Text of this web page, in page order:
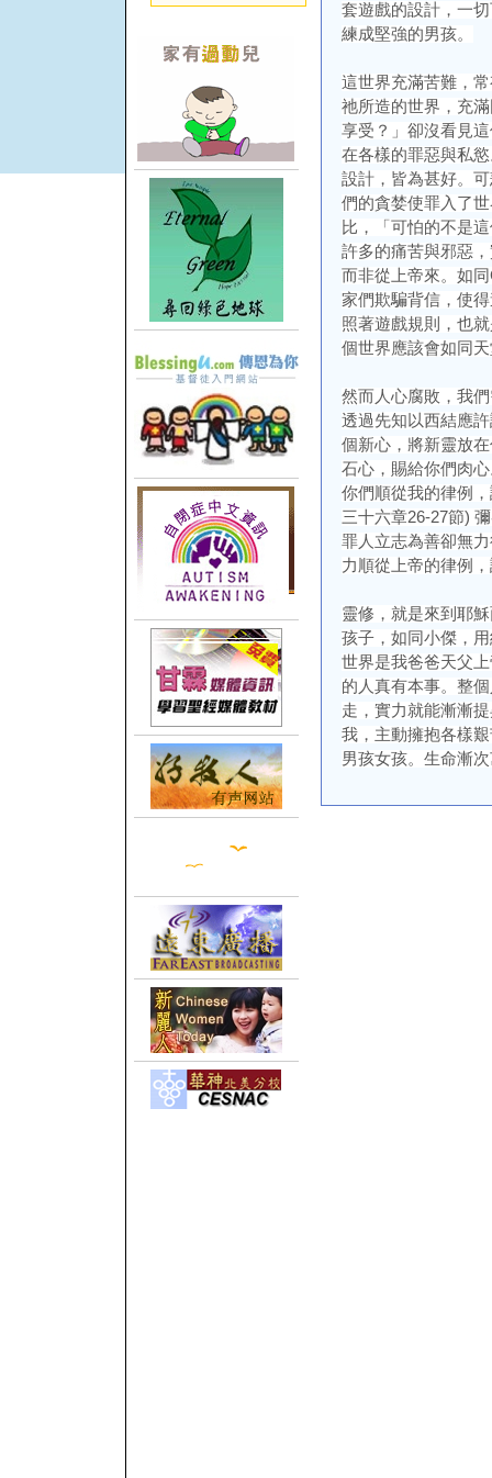
套遊戲的設計，一
練成堅強的男孩。
這世界充滿苦難，
祂所造的世界，充
享受？」卻沒看見
在各樣的罪惡與私
設計，皆為甚好。
們的貪婪使罪入了
比，「可怕的不是
許多的痛苦與邪惡
而非從上帝來。如
家們欺騙背信，使
照著遊戲規則，也
個世界應該會如同
然而人心腐敗，我
透過先知以西結應
個新心，將新靈放
石心，賜給你們肉
你們順從我的律例
三十六章26-27節)
罪人立志為善卻無
力順從上帝的律例
靈修，就是來到耶
孩子，如同小傑，
世界是我爸爸天父
的人真有本事。整
走，實力就能漸漸
我，主動擁抱各樣
男孩女孩。生命漸